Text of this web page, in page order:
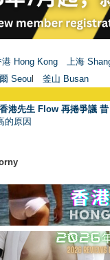
港 Hong Kong 上海
Seou 釜山 Busan
港先生 Flow 再捲爭議
的原因